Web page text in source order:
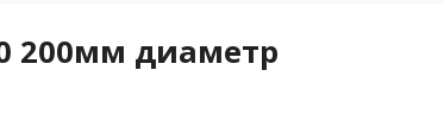
200мм диаметр